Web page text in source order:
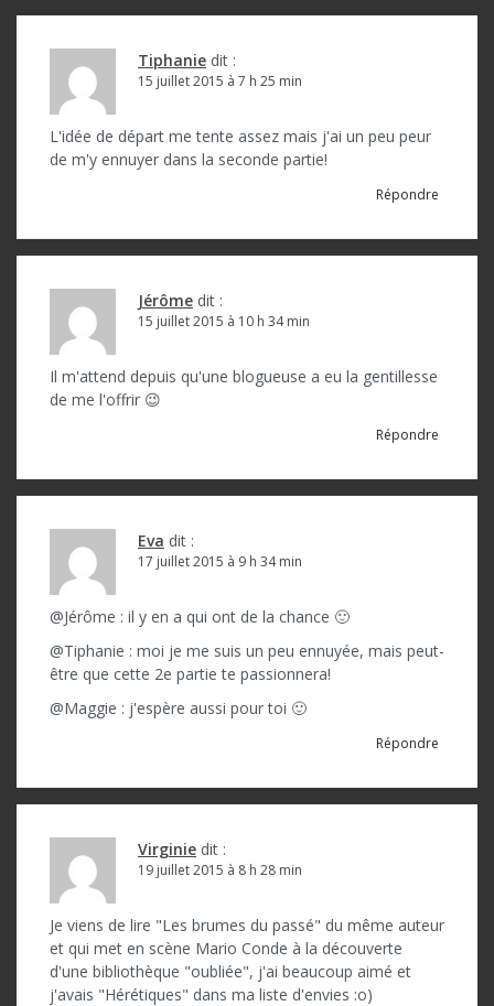
Tiphanie dit :
15 juillet 2015 à 7 h 25 min
L'idée de départ me tente assez mais j'ai un peu peur
de m'y ennuyer dans la seconde partie!
Répondre
Jérôme dit :
15 juillet 2015 à 10 h 34 min
Il m'attend depuis qu'une blogueuse a eu la gentillesse
de me l'offrir 😉
Répondre
Eva dit :
17 juillet 2015 à 9 h 34 min
@Jérôme : il y en a qui ont de la chance 🙂
@Tiphanie : moi je me suis un peu ennuyée, mais peut-
être que cette 2e partie te passionnera!
@Maggie : j'espère aussi pour toi 🙂
Répondre
Virginie dit :
19 juillet 2015 à 8 h 28 min
Je viens de lire "Les brumes du passé" du même auteur
et qui met en scène Mario Conde à la découverte
d'une bibliothèque "oubliée", j'ai beaucoup aimé et
j'avais "Hérétiques" dans ma liste d'envies :o)